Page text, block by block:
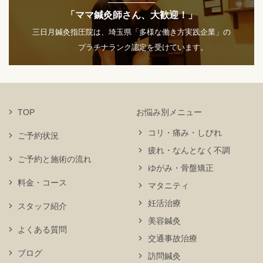
「ママ鍼灸師さん、大歓迎！」
三日月鍼灸指圧院は、埼玉県「多様な働き方実践企業」の
プラチナランク認定を受けています。
TOP
ご予約状況
お悩み別メニュー
コリ・痛み・しびれ
疲れ・なんとなく不調
ゆがみ・骨盤矯正
マタニティ
妊活治療
美容鍼灸
交通事故治療
訪問鍼灸
ご予約と施術の流れ
料金・コース
スタッフ紹介
よくある質問
ブログ